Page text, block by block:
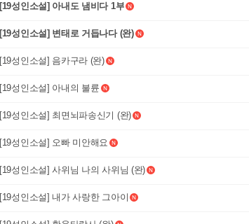
[19성인소설] 아내도 냄비다 1부
[19성인소설] 변태로 거듭나다 (완)
[19성인소설] 음카구라 (완)
[19성인소설] 아내의 불륜
[19성인소설] 최면뇌파송신기 (완)
[19성인소설] 오빠 미안해요
[19성인소설] 사위님 나의 사위님 (완)
[19성인소설] 내가 사랑한 그아이